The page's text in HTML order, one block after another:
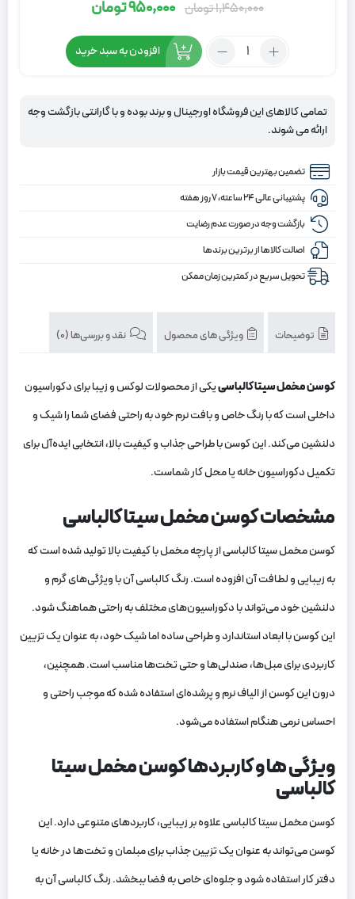
1,450,000تومان قیمت
اصلی:
1,450,000
بود.
950,000تومان
قیمت
فعلی:
950,000
تعداد:
سیتا
کالباسی
افزودن به سبد خرید
تمامی کالاهای این فروشگاه اورجینال و برند بوده و با گارانتی بازگشت وجه
ارائه می شوند.
تضمین بهترین قیمت بازار
پشتیبانی عالی ۲۴ ساعته، ۷ روز هفته
بازگشت وجه در صورت عدم رضایت
اصالت کالاها از برترین برندها
تحویل سریع در کمترین زمان ممکن
توضیحات ویژگی های محصول نقد و بررسی‌ها (0)
کوسن مخمل سیتا کالباسییکی از محصولات لوکس و زیبا برای دکوراسیون
داخلی است که با رنگ خاص و بافت نرم خود به راحتی فضای شما را شیک و
دلنشین می‌کند. این کوسن با طراحی جذاب و کیفیت بالا، انتخابی ایده‌آل برای
تکمیل دکوراسیون خانه یا محل کار شماست.
مشخصات کوسن مخمل سیتا کالباسی
کوسن مخمل سیتا کالباسی از پارچه مخمل با کیفیت بالا تولید شده است که
به زیبایی و لطافت آن افزوده است. رنگ کالباسی آن با ویژگی‌های گرم و
دلنشین خود می‌تواند با دکوراسیون‌های مختلف به راحتی هماهنگ شود.
این کوسن با ابعاد استاندارد و طراحی ساده اما شیک خود، به عنوان یک تزیین
کاربردی برای مبل‌ها، صندلی‌ها و حتی تخت‌ها مناسب است. همچنین،
درون این کوسن از الیاف نرم و پرشده‌ای استفاده شده که موجب راحتی و
احساس نرمی هنگام استفاده می‌شود.
ویژگی ها و کاربردها کوسن مخمل سیتا
کالباسی
کوسن مخمل سیتا کالباسی علاوه بر زیبایی، کاربردهای متنوعی دارد. این
کوسن می‌تواند به عنوان یک تزیین جذاب برای مبلمان و تخت‌ها در خانه یا
دفتر کار استفاده شود و جلوه‌ای خاص به فضا ببخشد. رنگ کالباسی آن به